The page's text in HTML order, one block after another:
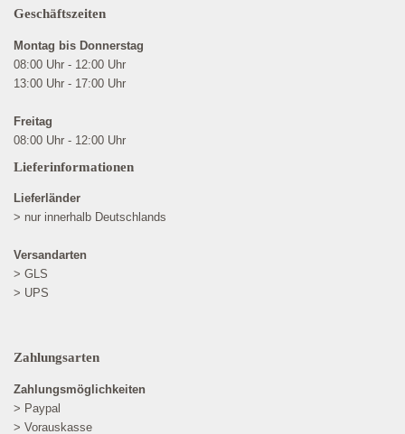
Geschäftszeiten
Montag bis Donnerstag
08:00 Uhr - 12:00 Uhr
13:00 Uhr - 17:00 Uhr
Freitag
08:00 Uhr - 12:00 Uhr
Lieferinformationen
Lieferländer
> nur innerhalb Deutschlands
Versandarten
> GLS
> UPS
Zahlungsarten
Zahlungsmöglichkeiten
> Paypal
> Vorauskasse